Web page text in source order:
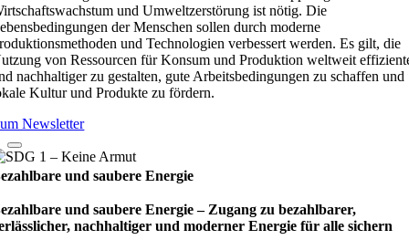
und Umweltzerstörung ist nötig. Die
der Menschen sollen durch moderne
und Technologien verbessert werden. Es gilt, die
von Ressourcen für Konsum und Produktion weltweit
nachhaltiger zu gestalten, gute Arbeitsbedingungen zu schaffen und
Kultur und Produkte zu fördern.
Newsletter
und saubere Energie
und saubere Energie – Zugang zu bezahlbarer,
nachhaltiger und moderner Energie für alle sichern